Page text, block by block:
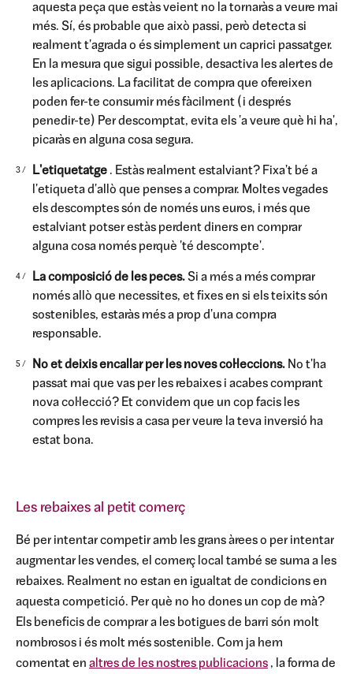
aquesta peça que estàs veient no la tornaràs a veure mai
més. Sí, és probable que això passi, però detecta si
realment t'agrada o és simplement un caprici passatger.
En la mesura que sigui possible, desactiva les alertes de
les aplicacions. La facilitat de compra que ofereixen
poden fer-te consumir més fàcilment (i després
penedir-te) Per descomptat, evita els 'a veure què hi ha',
picaràs en alguna cosa segura.
L'etiquetatge . Estàs realment estalviant? Fixa't bé a
l'etiqueta d'allò que penses a comprar. Moltes vegades
els descomptes són de només uns euros, i més que
estalviant potser estàs perdent diners en comprar
alguna cosa només perquè 'té descompte'.
La composició de les peces. Si a més a més comprar
només allò que necessites, et fixes en si els teixits són
sostenibles, estaràs més a prop d'una compra
responsable.
No et deixis encallar per les noves col·leccions. No t'ha
passat mai que vas per les rebaixes i acabes comprant
nova col·lecció? Et convidem que un cop facis les
compres les revisis a casa per veure la teva inversió ha
estat bona.
Les rebaixes al petit comerç
Bé per intentar competir amb les grans àrees o per intentar
augmentar les vendes, el comerç local també se suma a les
rebaixes. Realment no estan en igualtat de condicions en
aquesta competició. Per què no ho dones un cop de mà?
Els beneficis de comprar a les botigues de barri són molt
nombrosos i és molt més sostenible. Com ja hem
comentat en altres de les nostres publicacions , la forma de